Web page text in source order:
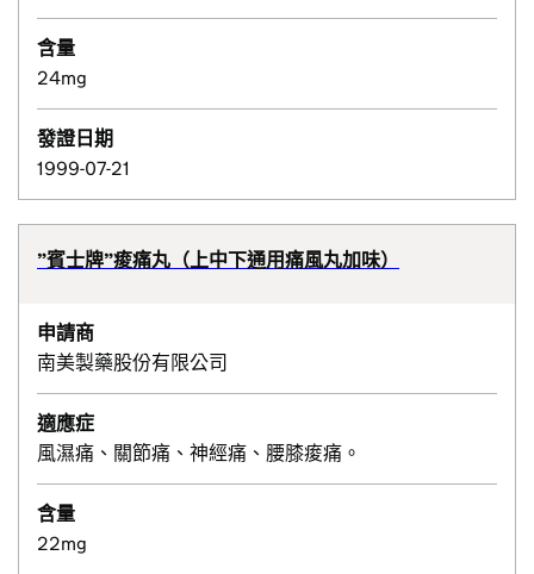
含量
24mg
發證日期
1999-07-21
”賓士牌”痠痛丸（上中下通用痛風丸加味）
申請商
南美製藥股份有限公司
適應症
風濕痛、關節痛、神經痛、腰膝痠痛。
含量
22mg